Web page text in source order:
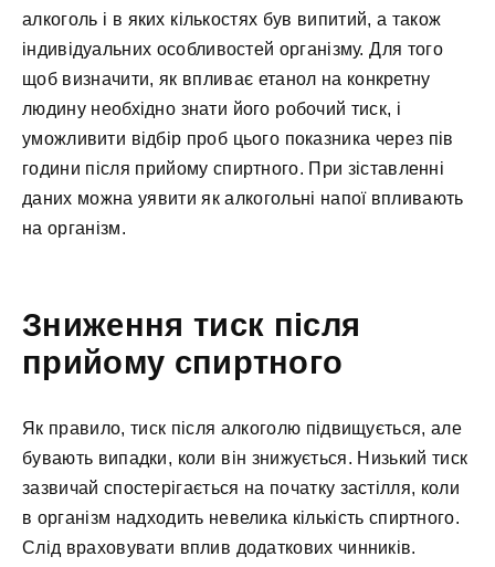
алкоголь і в яких кількостях був випитий, а також
індивідуальних особливостей організму. Для того
щоб визначити, як впливає етанол на конкретну
людину необхідно знати його робочий тиск, і
уможливити відбір проб цього показника через пів
години після прийому спиртного. При зіставленні
даних можна уявити як алкогольні напої впливають
на організм.
Зниження тиск після
прийому спиртного
Як правило, тиск після алкоголю підвищується, але
бувають випадки, коли він знижується. Низький тиск
зазвичай спостерігається на початку застілля, коли
в організм надходить невелика кількість спиртного.
Слід враховувати вплив додаткових чинників.